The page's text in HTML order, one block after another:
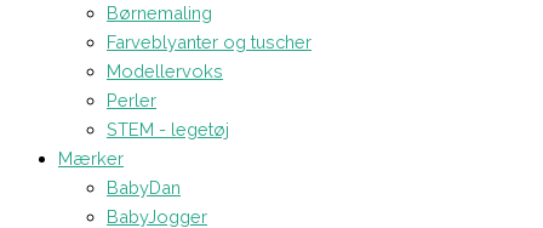
Børnemaling
Farveblyanter og tuscher
Modellervoks
Perler
STEM - legetøj
Mærker
BabyDan
BabyJogger